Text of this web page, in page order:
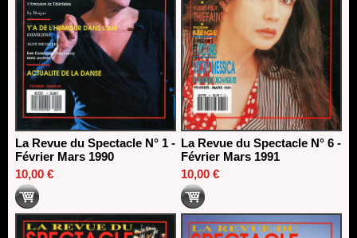
La Revue du Spectacle N° 1 -
Février Mars 1990
10,00 €
La Revue du Spectacle N° 6 -
Février Mars 1991
10,00 €